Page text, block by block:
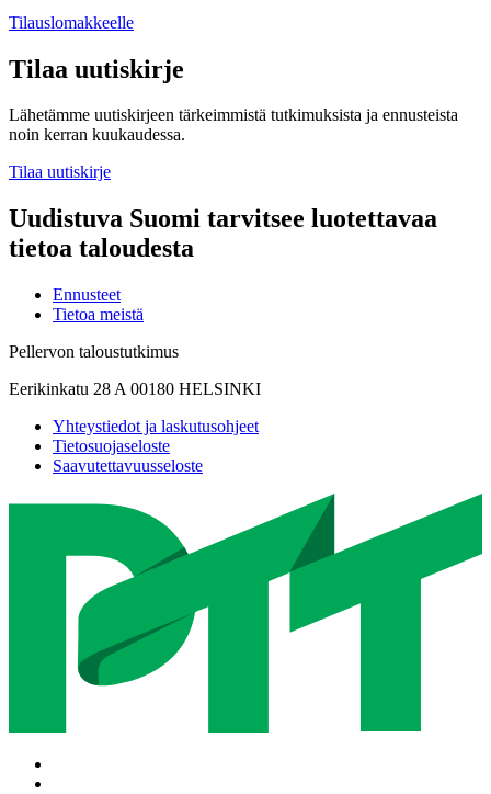
Tilauslomakkeelle
Tilaa uutiskirje
Lähetämme uutiskirjeen tärkeimmistä tutkimuksista ja ennusteista
noin kerran kuukaudessa.
Tilaa uutiskirje
Uudistuva Suomi tarvitsee luotettavaa
tietoa taloudesta
Ennusteet
Tietoa meistä
Pellervon taloustutkimus
Eerikinkatu 28 A 00180 HELSINKI
Yhteystiedot ja laskutusohjeet
Tietosuojaseloste
Saavutettavuusseloste